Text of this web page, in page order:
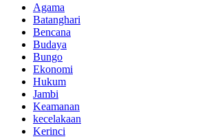
Agama
Batanghari
Bencana
Budaya
Bungo
Ekonomi
Hukum
Jambi
Keamanan
kecelakaan
Kerinci